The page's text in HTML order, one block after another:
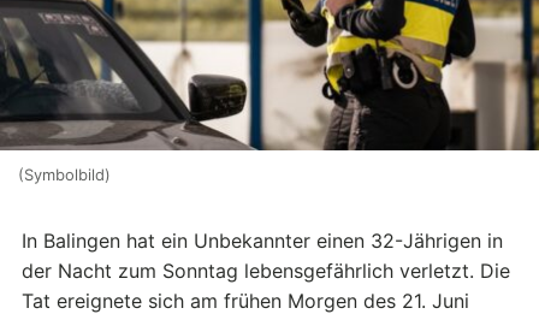
(Symbolbild)
In Balingen hat ein Unbekannter einen 32-Jährigen in
der Nacht zum Sonntag lebensgefährlich verletzt. Die
Tat ereignete sich am frühen Morgen des 21. Juni